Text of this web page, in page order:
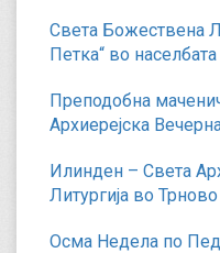
Света Божествена
Петка“ во
Преподобна
Архиерејска
Илинден – Света
Литургија во Трново
Осма Недела по